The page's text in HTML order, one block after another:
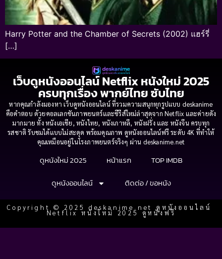
Harry Potter and the Chamber of Secrets (2002) แฮร์รี่
[…]
เว็บดูหนังออนไลน์ Netflix หนังใหม่ 2025
ครบทุกเรื่อง พากย์ไทย ซับไทย
หากคุณกำลังมองหา เว็บดูหนังออนไลน์ ที่รวมความสนุกทุกรูปแบบ deskanime
คือคำตอบ ด้วยคอลเลกชันภาพยนตร์และซีรีส์ใหม่ล่าสุดจาก Netflix และค่ายดัง
มากมาย ทั้ง หนังเอเชีย, หนังไทย, หนังเกาหลี, หนังฝรั่ง และ หนังจีน ครบทุก
รสชาติ รับชมได้แบบไม่สะดุด พร้อมคุณภาพ ดูหนังออนไลน์ฟรี ระดับ 4K ที่ทำให้
คุณเหมือนอยู่ในโรงภาพยนตร์จริงๆ ผ่าน deskanime.net
ดูหนังใหม่ 2025 หน้าแรก
TOP IMDB
ดูหนังออนไลน์
ติดต่อ / ขอหนัง
Copyright © 2025 deskanime.net ดูหนังออนไลน์
Netflix หนังใหม่ 2025 ดูหนังฟรี